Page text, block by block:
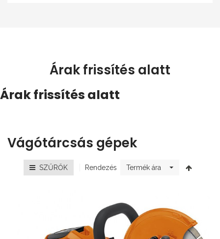
Árak frissítés alatt
Árak frissítés alatt
Vágótárcsás gépek
SZŰRŐK Rendezés Termék ára